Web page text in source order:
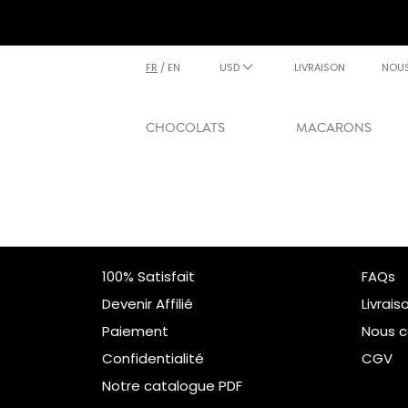
FR / EN USD LIVRAISON
CHOCOLATS MACARONS
100% Satisfait
Devenir Affilié
Paiement
Confidentialité
Notre catalogue PDF
FAQs
Nous
CGV